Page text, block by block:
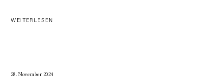
WEITERLESEN
28. November 2024